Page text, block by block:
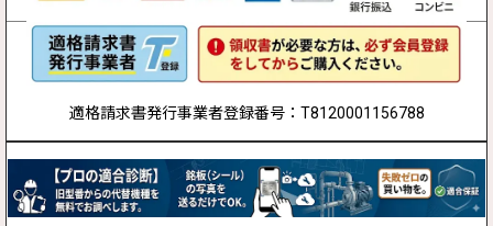
適格請求書発行事業者登録番号：T8120001156788